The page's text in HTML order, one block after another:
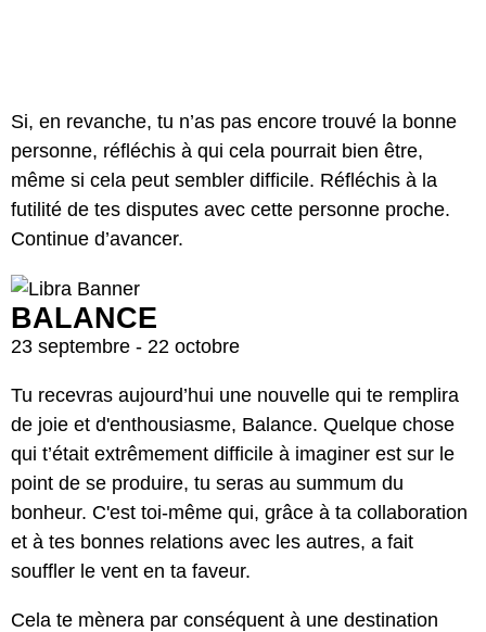
Si, en revanche, tu n’as pas encore trouvé la bonne
personne, réfléchis à qui cela pourrait bien être,
même si cela peut sembler difficile. Réfléchis à la
futilité de tes disputes avec cette personne proche.
Continue d’avancer.
BALANCE
23 septembre - 22 octobre
Tu recevras aujourd’hui une nouvelle qui te remplira
de joie et d'enthousiasme, Balance. Quelque chose
qui t’était extrêmement difficile à imaginer est sur le
point de se produire, tu seras au summum du
bonheur. C'est toi-même qui, grâce à ta collaboration
et à tes bonnes relations avec les autres, a fait
souffler le vent en ta faveur.
Cela te mènera par conséquent à une destination